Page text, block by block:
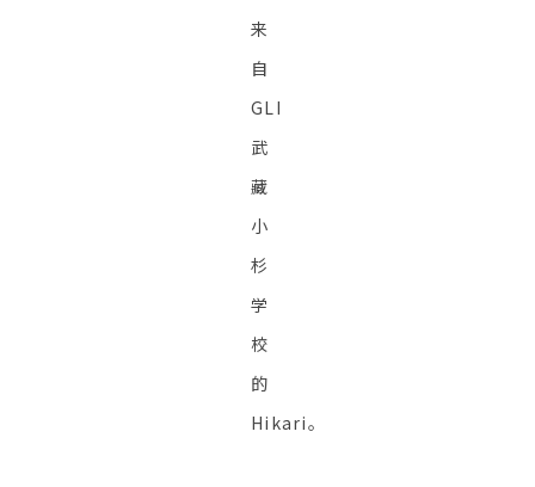
来
自
GLI
武
藏
小
杉
学
校
的
Hikari。